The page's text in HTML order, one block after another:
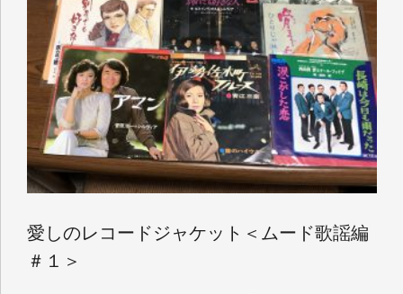
愛しのレコードジャケット＜ムード歌謡編
＃１＞